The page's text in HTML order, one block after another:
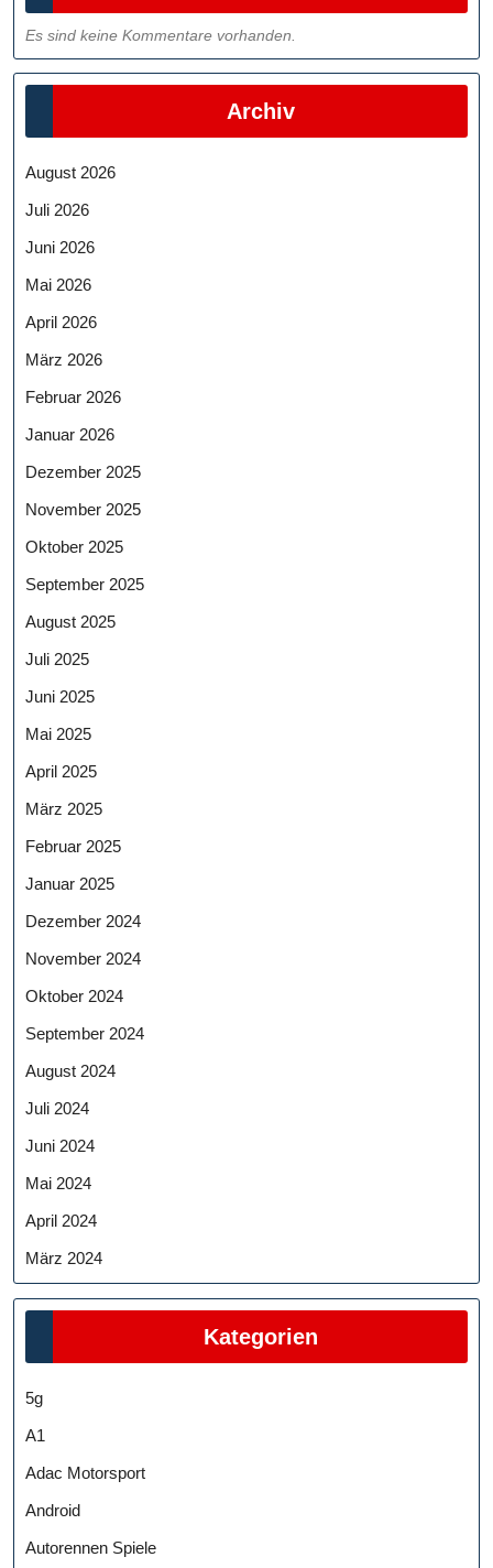
Es sind keine Kommentare vorhanden.
Archiv
August 2026
Juli 2026
Juni 2026
Mai 2026
April 2026
März 2026
Februar 2026
Januar 2026
Dezember 2025
November 2025
Oktober 2025
September 2025
August 2025
Juli 2025
Juni 2025
Mai 2025
April 2025
März 2025
Februar 2025
Januar 2025
Dezember 2024
November 2024
Oktober 2024
September 2024
August 2024
Juli 2024
Juni 2024
Mai 2024
April 2024
März 2024
Kategorien
5g
A1
Adac Motorsport
Android
Autorennen Spiele